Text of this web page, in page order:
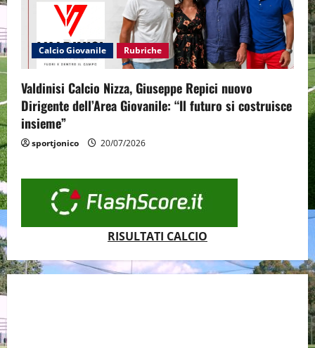
Calcio Giovanile Rubriche
Valdinisi Calcio Nizza, Giuseppe Repici nuovo
Dirigente dell’Area Giovanile: “Il futuro si costruisce
insieme”
sportjonico 20/07/2026
RISULTATI CALCIO